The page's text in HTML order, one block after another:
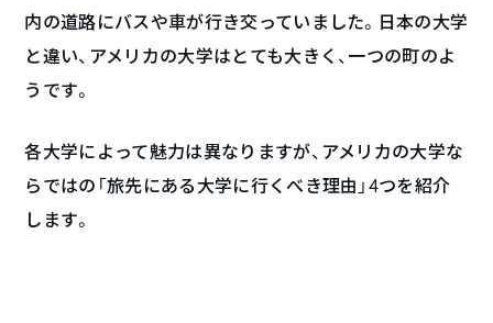
内の道路にバスや車が行き交っていました。日本の大学
と違い、アメリカの大学はとても大きく、一つの町のよ
うです。
各大学によって魅力は異なりますが、アメリカの大学な
らではの「旅先にある大学に行くべき理由」4つを紹介
します。